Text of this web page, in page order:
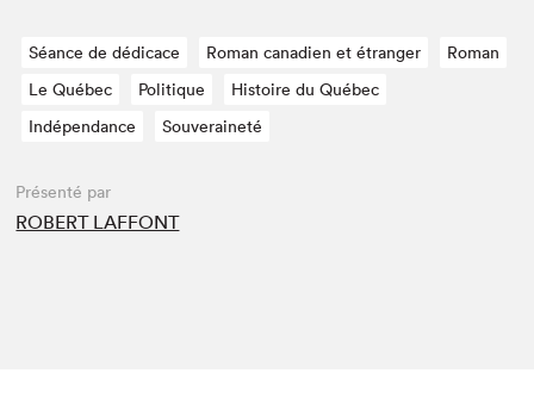
Séance de dédicace Roman canadien et étranger
Roman
Le Québec
Politique
Histoire du Québec
Indépendance
Souveraineté
Présenté par
ROBERT LAFFONT